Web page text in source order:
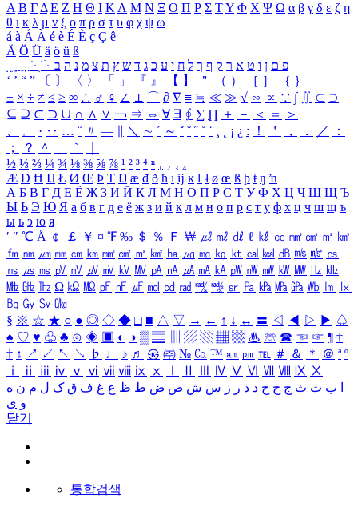
Α Β ΓΔ Ε Ζ Η Θ Ι ΚΛ Μ Ν Ξ Ο Π Ρ Σ ΤΥ Φ Χ Ψ Ω α β γ δ ε ζ η
θ ι κ λ μ ν ξ ο π ρ σ τ υ φ χ ψ ω
á à Á À é è É È ç Ç ê
Ä Ö Ü ä ö ü ß
ִֶֹ ֻּ ׁׂ פ ם ן ו ט א ר ק ף ך ל ח י ע כ ג ד ש ץ ת צ מ נ ה ב
‘ ’ “ ” 〔 〕 〈 〉 「 」 『 』 【 】 ＂ （ ） ［ ］ ｛ ｝
± × ÷ ≠ ≤ ≥ ∞ ∴ ♂ ♀ ∠ ⊥ ⌒ ∂ ∇ ≡ ≒ ≪ ≫ √ ∽ ∝ ∵ ∫ ∬ ∈ ∋
⊆ ⊇ ⊂ ⊃ ∪ ∩ ∧ ∨ ￢ ⇒ ⇔ ∀ ∃ ∮ ∑ ∏ ＋ － ＜ ＝
＞
、
。 · ‥ … ¨ 〃 ― ＼ ∼ ´ ～ ˇ ˘ ˝ ˚ ˙ ¸ ¡ ¿ ː ！ ＇ ， ． ／
：
；
？ ＾ ｀
½ ⅓ ⅔ ¼ ¾ ⅛ ⅜ ⅝ ⅞ ¹ ² ³ ⁴ ⁿ ₁ ₂ ₃ ₄
Æ Ð Ħ Ĳ Ł Ø Œ Þ Ŧ Ŋ æ đ ð ħ ı ĳ ĸ ŀ ł ø œ ß þ ŧ ŋ ŉ
А Б В Г Д Е Ё Ж З И Й К Л М Н О П Р С Т У Ф Х Ц Ч Ш Щ Ъ
Ы Ь Э Ю Я а б в г д е ё ж з и й к л м н о п р с т у ф х ц ч ш щ ъ
ы ь э ю я
′ ″ ℃ Å ￠ ￡ ￥ ¤ ℉ ‰ ＄ ％ Ｆ ￦ ㎕ ㎖ ㎗ ℓ ㎘ ㏄ ㎣ ㎤ ㎥ ㎦
㎙ ㎚ ㎛ ㎜ ㎝ ㎞ ㎟ ㎠ ㎡ ㎢ ㏊ ㎍ ㎎ ㎏ ㏏ ㎈ ㎉ ㏈ ㎧ ㎨ ㎰
㎱ ㎲ ㎳ ㎴ ㎵ ㎶ ㎷ ㎸ ㎹ ㎀ ㎁ ㎂ ㎃ ㎄ ㎺ ㎻ ㎽ ㎾ ㎿ ㎐ ㎑
㎒ ㎓ ㎔ Ω ㏀ ㏁ ㎊ ㎋ ㎌ ㏖ ㏅ ㎭ ㎮ ㎯ ㏛ ㎩ ㎪ ㎫ ㎬ ㏝ ㏐
㏓
㏃ ㏉ ㏜ ㏆
§ ※ ☆ ★ ○ ● ◎ ◇ ◆ □ ■ △ ▽ → ← ↑ ↓ ↔ 〓 ◁ ◀ ▷ ▶ ♤
♠ ♡ ♥ ♧ ♣ ⊙ ◈ ▣ ◐ ◑ ▒ ▤ ▨ ▧ ▦ ▩ ♨ ☏ ☎ ☜ ☞ ¶ †
‡ ↕ ↗ ↙ ↖ ↘ ♭ ♩ ♪ ♬ ㉿ ㈜ № ㏇ ™ ㏂ ㏘ ℡ ＃ ＆ ＊ ＠ ª º
ⅰ
ⅱ ⅲ ⅳ ⅴ ⅵ ⅶ ⅷ ⅸ ⅹ Ⅳ Ⅴ Ⅵ Ⅶ Ⅷ Ⅸ Ⅹ
ب ت ث ج ح خ د ذ ر ز س ش ص ض ط ظ ع غ ف ق ک ل م ن ه
و ی
닫기
통합검색